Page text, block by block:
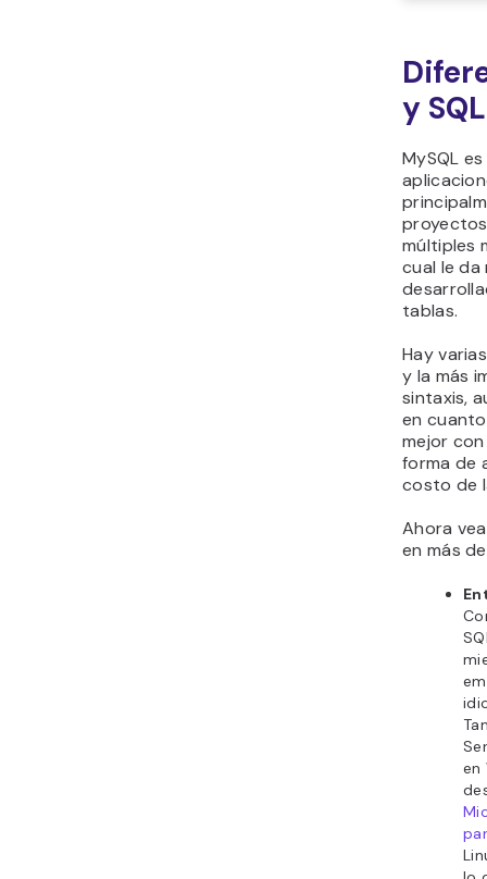
y
MySQL
proyectos
múltiples
cual le da
tablas.
Hay
y la más
sintaxis,
en
mejor con
forma de
costo de
Ahora
en más
en